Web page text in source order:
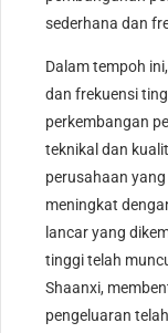
sederhana dan
Dalam tempoh
dan frekuensi
perkembangan
teknikal dan
perusahaan
meningkat
lancar yang
tinggi telah
Shaanxi,
pengeluaran